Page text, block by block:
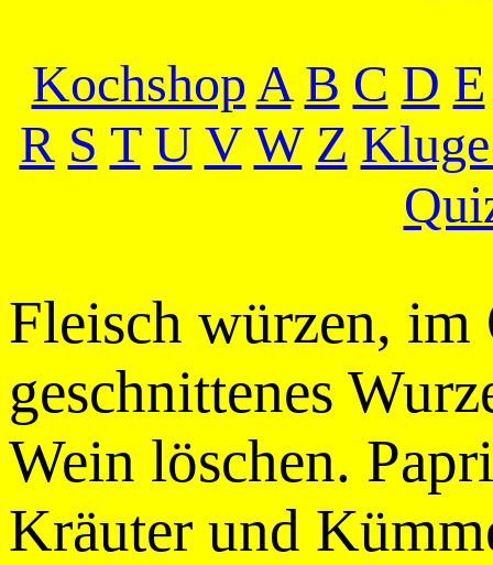
KochshopA B C D E
R S T U V W Z
Fleisch würzen,
geschnittenes
Wein löschen.
Kräuter und